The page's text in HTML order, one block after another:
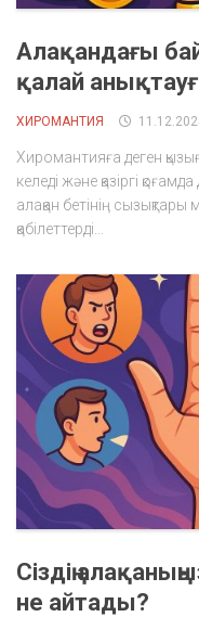
Алақандағы
қалай
ХИРОМАНТИЯ
Хиромантияға деген
келеді және қазіргі
алақан бетінің сызықтары
қабілеттерді...
Сіздің
не айтады?